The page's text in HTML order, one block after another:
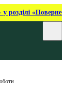
розділі